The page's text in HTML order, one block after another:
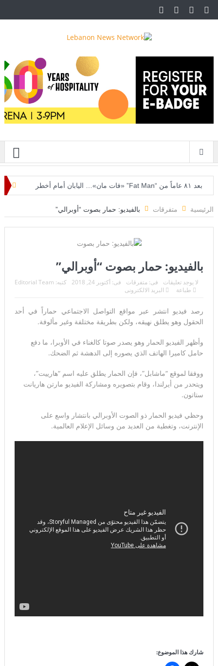
قائمة
بعد ٨١ عاماً من “Fat Man” «فات مان»… اليابان أمام أخطر
والملف الأخطر في لبنان لم يُغلق بعد
“الهجوم على أحدهم هو هجوم على الجميع”.. اتفاق مكة يرسم
تحالفاً دفاعياً جديداً ويضع واشنطن أمام اختبار صعب
أوروبا تترقب… والسماء تستعد لمشهد لن يتكرر
هجوم سيبراني غامض يضرب شبكة المياه الأمريكية… واشنطن
إنجاز طبي تاريخي يعيد البصر بعد سنوات من الظلام..
اعتقال مسلح قرب ملعب ترامب للغولف في كاليفورنيا قبل
زيارته الرئاسية..
هيكلية الجيش اللبناني: تنظيم متكامل يحمي لبنان من الحدود إلى
الرئيسية متفرقات بالفيديو: حمار بصوت “أوبرالي”
بالفيديو: حمار بصوت “أوبرالي”
كتبه: Editorial Team فى: أكتوبر 24, 2018 فى:متفرقات
لا يوجد تعليقات
طباعة
البريد الالكترونى
رصد فيديو انتشر عبر مواقع التواصل الاجتماعي حماراً في أحد
الحقول وهو يطلق نهيقه، ولكن بطريقة مختلفة وغير مألوفة.
وأظهر الفيديو الحمار وهو يصدر صوتا كالغناء في الأوبرا، ما دفع
حامل كاميرا الهاتف الذي يصوره إلى الدهشة ثم الضحك.
ووفقا لموقع “ماشابل”، فإن الحمار يطلق عليه اسم “هارييت”،
ويتحدر من أيرلندا، وقام بتصويره ومشاركة الفيديو مارتن هاريانت
ستاتون.
وحظي فيديو الحمار ذو الصوت الأوبرالي بانتشار واسع على
الإنترنت، وتغطية من العديد من وسائل الإعلام العالمية.
شارك هذا الموضوع: